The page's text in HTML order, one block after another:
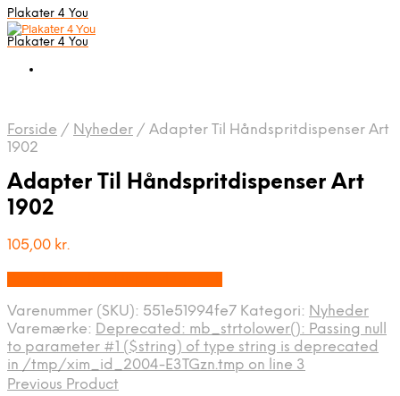
Plakater 4 You
Plakater 4 You
Forside / Nyheder / Adapter Til Håndspritdispenser Art
1902
Adapter Til Håndspritdispenser Art
1902
105,00 kr.
Varenummer (SKU): 551e51994fe7 Kategori: Nyheder
Varemærke: Deprecated: mb_strtolower(): Passing null
to parameter #1 ($string) of type string is deprecated
in /tmp/xim_id_2004-E3TGzn.tmp on line 3
Previous Product